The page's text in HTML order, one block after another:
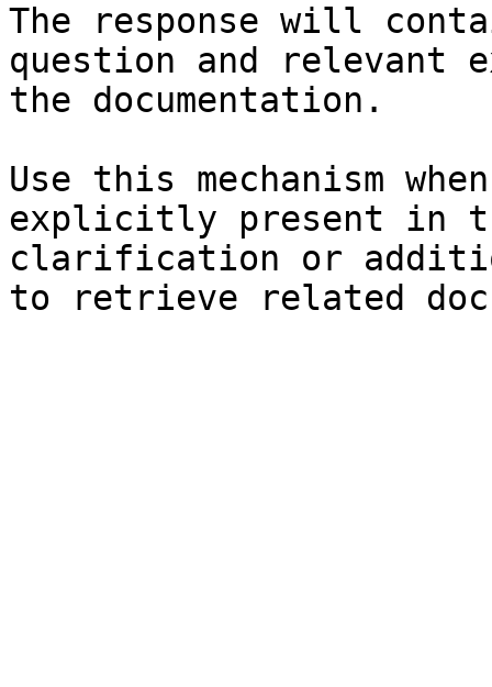
The response will
question and relevant
the documentation.
Use this mechanism
explicitly present in
clarification or